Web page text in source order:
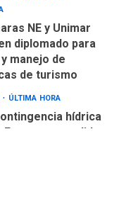
NE y Unimar
diplomado para
manejo de
de turismo
ÚLTIMA HORA
hídrica
Esparta consolida
territorio